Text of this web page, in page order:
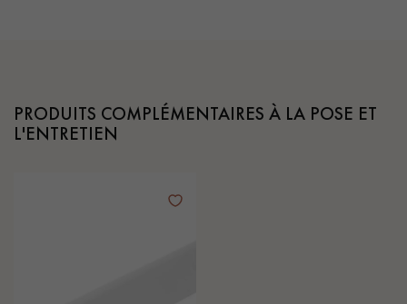
PRODUITS COMPLÉMENTAIRES À LA POSE ET
L'ENTRETIEN